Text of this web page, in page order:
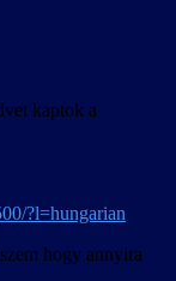
kaptok a
?l=hungarian
hogy annyira